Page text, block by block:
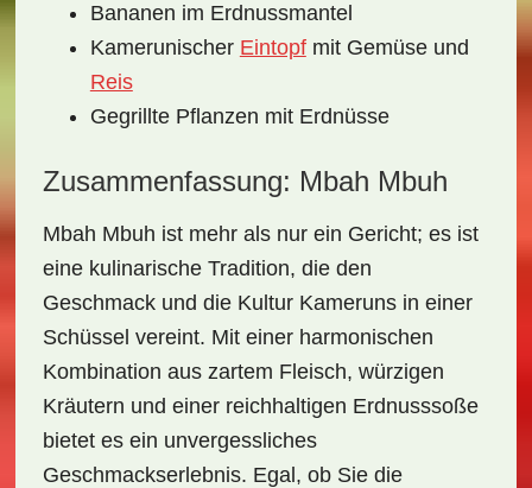
Bananen im Erdnussmantel
Kamerunischer Eintopfmit Gemüse und
Reis
Gegrillte Pflanzen mit Erdnüsse
Zusammenfassung: Mbah Mbuh
Mbah Mbuh ist mehr als nur ein Gericht; es ist
eine kulinarische Tradition, die den
Geschmack und die Kultur Kameruns in einer
Schüssel vereint. Mit einer harmonischen
Kombination aus zartem Fleisch, würzigen
Kräutern und einer reichhaltigen Erdnusssoße
bietet es ein unvergessliches
Geschmackserlebnis. Egal, ob Sie die